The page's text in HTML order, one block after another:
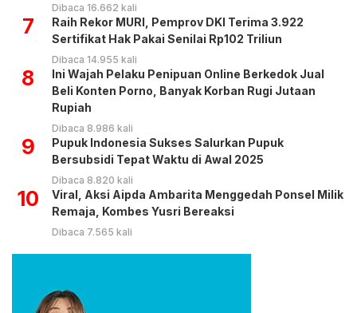
Dibaca 16.662 kali
7
Raih Rekor MURI, Pemprov DKI Terima 3.922
Sertifikat Hak Pakai Senilai Rp102 Triliun
Dibaca 14.955 kali
8
Ini Wajah Pelaku Penipuan Online Berkedok Jual
Beli Konten Porno, Banyak Korban Rugi Jutaan
Rupiah
Dibaca 8.986 kali
9
Pupuk Indonesia Sukses Salurkan Pupuk
Bersubsidi Tepat Waktu di Awal 2025
Dibaca 8.820 kali
10
Viral, Aksi Aipda Ambarita Menggedah Ponsel Milik
Remaja, Kombes Yusri Bereaksi
Dibaca 7.565 kali